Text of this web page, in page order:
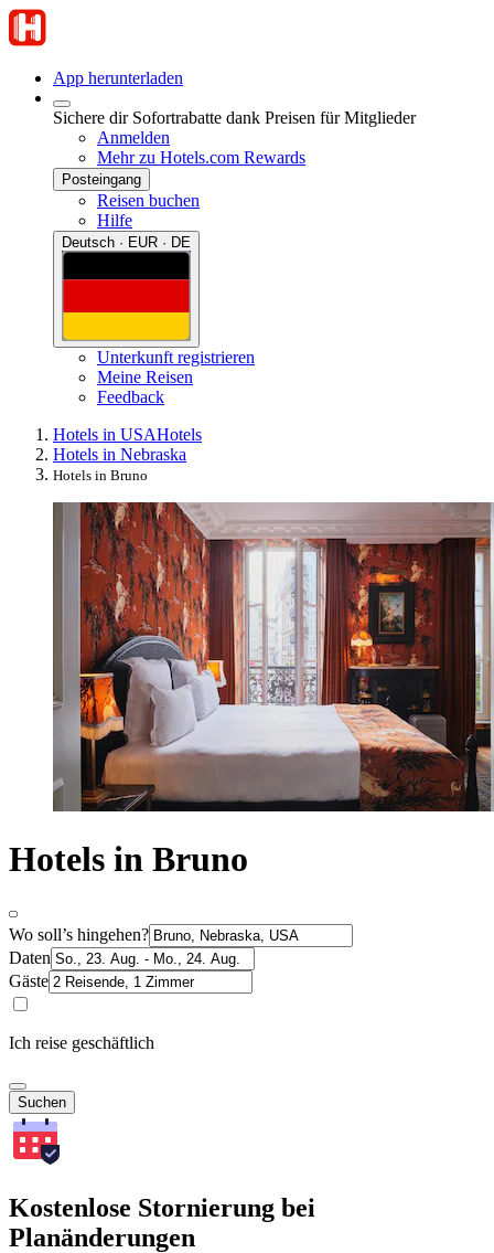
App herunterladen
Sichere dir Sofortrabatte dank Preisen für Mitglieder
Anmelden
Mehr zu Hotels.com Rewards
Posteingang
Reisen buchen
Hilfe
Deutsch · EUR · DE
Unterkunft registrieren
Meine Reisen
Feedback
Hotels in USAHotels
Hotels in Nebraska
Hotels in Bruno
Hotels in Bruno
Wo soll’s hingehen?
Daten
Gäste
Ich reise geschäftlich
Suchen
Kostenlose Stornierung bei
Planänderungen